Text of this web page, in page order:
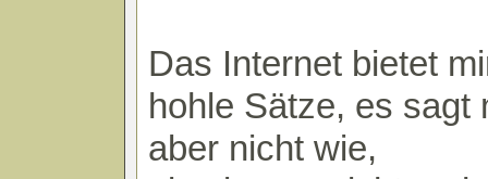
Das Internet bietet
hohle Sätze, es sagt
aber nicht wie,